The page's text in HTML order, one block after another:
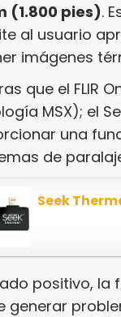
(1.800 pies).
al usuario
imágenes
que el FLIR
MSX); el
una
de
positivo, la
generar